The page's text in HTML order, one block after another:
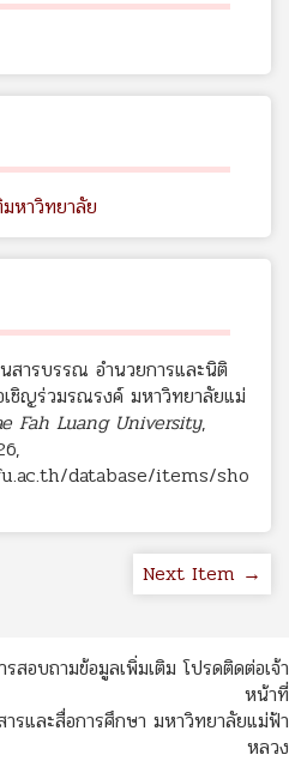
หาวิทยาลัย
สารบรรณ อำนวยการและนิติ
เชิญร่วมรณรงค์ มหาวิทยาลัยแม่
Fah Luang University,
database/items/sho
Next Item →
สอบถามข้อมูลเพิ่มเติม โปรดติดต่อเจ้า
หน้าที่
รและสื่อการศึกษา มหาวิทยาลัยแม่ฟ้า
หลวง